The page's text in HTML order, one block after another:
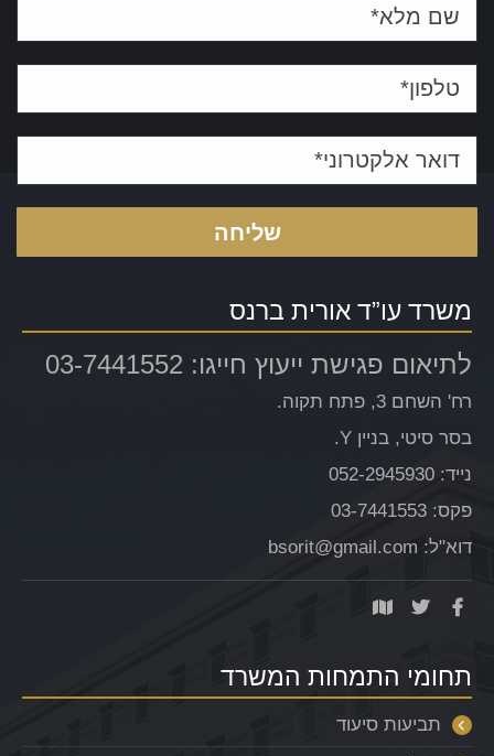
משרד עו”ד אורית ברנס
לתיאום פגישת ייעוץ חייגו: 03-7441552
רח' השחם 3, פתח תקוה.
בסר סיטי, בניין Y.
נייד: 052-2945930
פקס: 03-7441553
דוא"ל: bsorit@gmail.com
תחומי התמחות המשרד
תביעות סיעוד